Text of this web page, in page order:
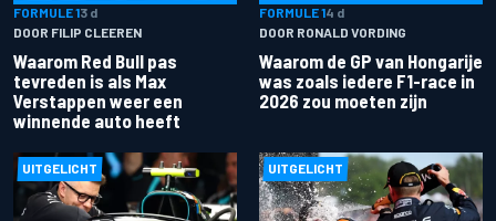
FORMULE 13 d
DOOR FILIP CLEEREN
Waarom Red Bull pas
tevreden is als Max
Verstappen weer een
winnende auto heeft
FORMULE 14 d
DOOR RONALD VORDING
Waarom de GP van Hongarije
was zoals iedere F1-race in
2026 zou moeten zijn
UITGELICHT UITGELICHT